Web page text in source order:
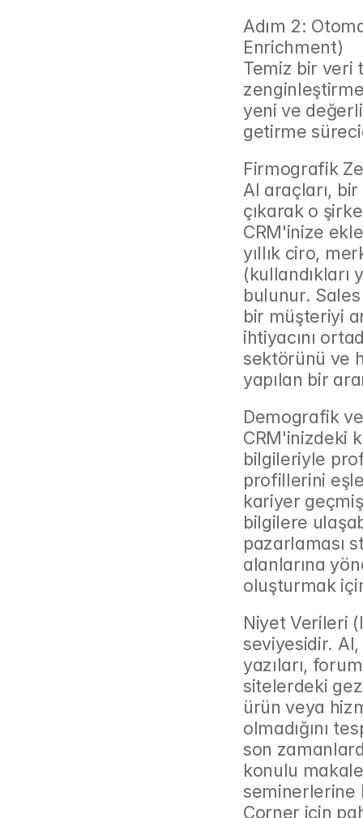
Adım 2:
Enrichment)
Temiz bir veri
yeni ve
getirme
Firmografik
AI araçları,
çıkarak o
CRM'inize
yıllık ciro,
(kullandıkları
bulunur.
bir müşteriyi
ihtiyacını
sektörünü ve
yapılan bir
Demografik
CRM'inizdeki
bilgileriyle
profillerini
kariyer
bilgilere
pazarlaması
alanlarına
oluşturmak
Niyet Verileri
seviyesidir.
yazıları,
sitelerdeki
ürün veya
olmadığını
son
konulu
seminerlerine
Corner için